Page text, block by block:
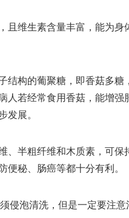
维生素含量丰富，能为身
构的葡聚糖，即香菇多糖
人若经常食用香菇，能增
展。
半粗纤维和木质素，可保
秘、肠癌等都十分有利。
泡清洗，但是一定要注意